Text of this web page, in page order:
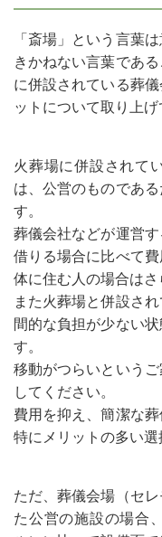
「斎場」という言葉
きかねない言葉であ
に併設されている葬
ットについて取り上げ
火葬場に併設されて
は、公営のものであ
す。
葬儀会社などが運営
借りる場合に比べて
体に住む人の場合はさ
また火葬場と併設さ
間的な負担が少ない
す。
移動がつらいという
してください。
費用を抑え、簡潔な
特にメリットの多い選
ただ、葬儀会場（セ
た公営の施設の場合